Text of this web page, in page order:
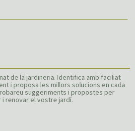
de la jardineria. Identifica amb faciliat
i proposa les millors solucions en cada
suggeriments i propostes per
renovar el vostre jardí.